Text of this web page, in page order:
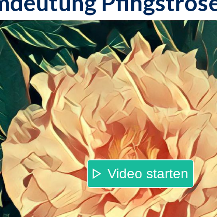
Video starten